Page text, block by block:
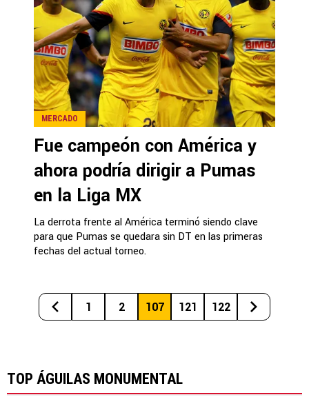
MERCADO
Fue campeón con América y
ahora podría dirigir a Pumas
en la Liga MX
La derrota frente al América terminó siendo clave
para que Pumas se quedara sin DT en las primeras
fechas del actual torneo.
1 2 107 121 122
TOP ÁGUILAS MONUMENTAL